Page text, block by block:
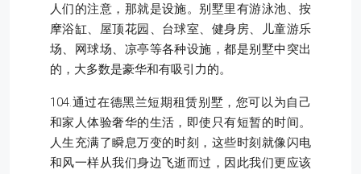
人们的注意，那就是设施。别墅里有游泳池、按
摩浴缸、屋顶花园、台球室、健身房、儿童游乐
场、网球场、凉亭等各种设施，都是别墅中突出
的，大多数是豪华和有吸引力的。
104.通过在德黑兰短期租赁别墅，您可以为自己
和家人体验奢华的生活，即使只有短暂的时间。
人生充满了瞬息万变的时刻，这些时刻就像闪电
和风一样从我们身边飞逝而过，因此我们更应该